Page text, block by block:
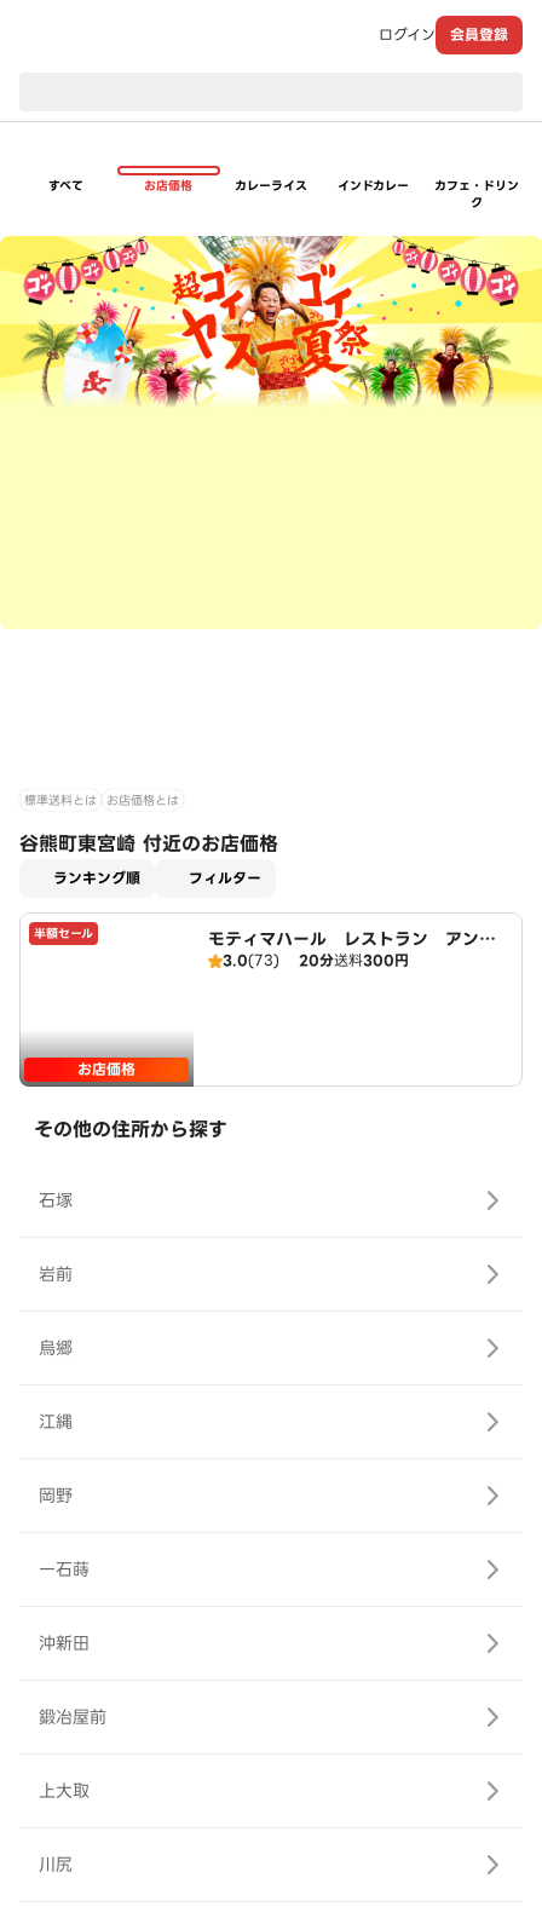
ログイン 会員登録
すべて お店価格 カレーライス インドカレー
カフェ・ドリン
ク
超ゴイゴイヤスー夏祭
標準送料とは お店価格とは
谷熊町東宮崎 付近のお店価格
ランキング順 フィルター
半額セール
お店価格
モティマハール レストラン アンド
バー
3.0(73) 20分送料300円
その他の住所から探す
石塚
岩前
烏郷
江縄
岡野
一石蒔
沖新田
鍛冶屋前
上大取
川尻